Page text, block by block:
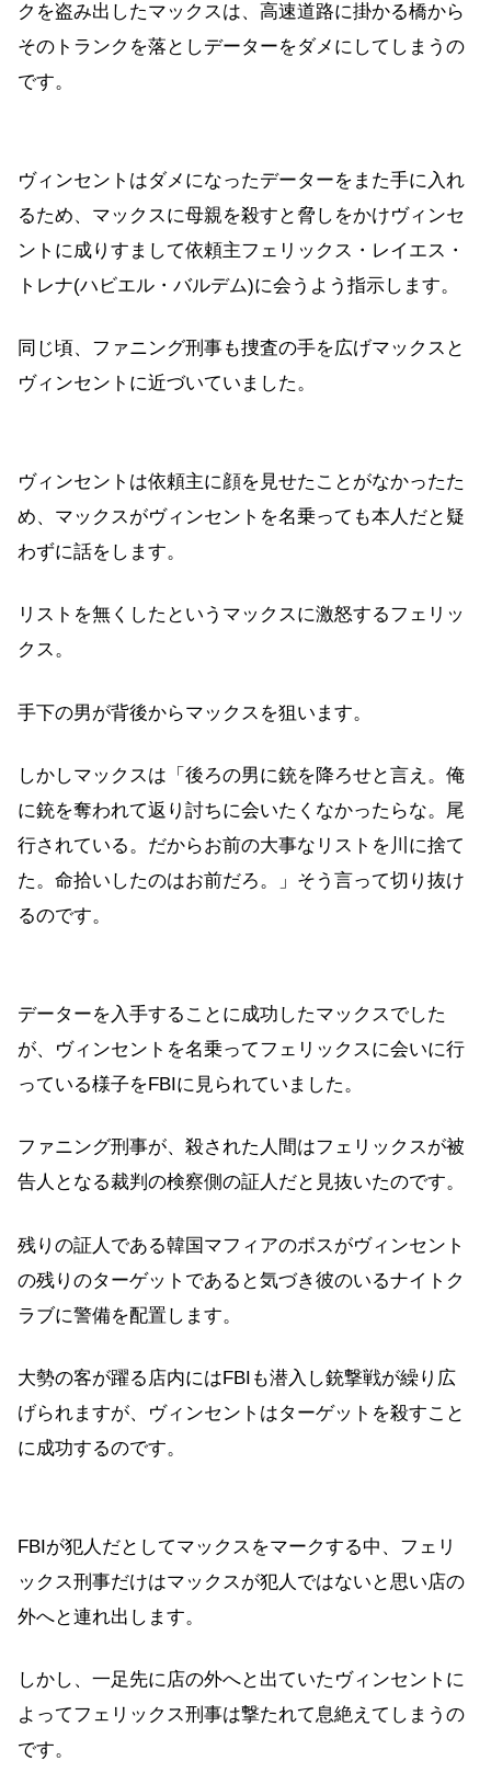
クを盗み出したマックスは、高速道路に掛かる橋から
そのトランクを落としデーターをダメにしてしまうの
です。
ヴィンセントはダメになったデーターをまた手に入れ
るため、マックスに母親を殺すと脅しをかけヴィンセ
ントに成りすまして依頼主フェリックス・レイエス・
トレナ(ハビエル・バルデム)に会うよう指示します。
同じ頃、ファニング刑事も捜査の手を広げマックスと
ヴィンセントに近づいていました。
ヴィンセントは依頼主に顔を見せたことがなかったた
め、マックスがヴィンセントを名乗っても本人だと疑
わずに話をします。
リストを無くしたというマックスに激怒するフェリッ
クス。
手下の男が背後からマックスを狙います。
しかしマックスは「後ろの男に銃を降ろせと言え。俺
に銃を奪われて返り討ちに会いたくなかったらな。尾
行されている。だからお前の大事なリストを川に捨て
た。命拾いしたのはお前だろ。」そう言って切り抜け
るのです。
データーを入手することに成功したマックスでした
が、ヴィンセントを名乗ってフェリックスに会いに行
っている様子をFBIに見られていました。
ファニング刑事が、殺された人間はフェリックスが被
告人となる裁判の検察側の証人だと見抜いたのです。
残りの証人である韓国マフィアのボスがヴィンセント
の残りのターゲットであると気づき彼のいるナイトク
ラブに警備を配置します。
大勢の客が躍る店内にはFBIも潜入し銃撃戦が繰り広
げられますが、ヴィンセントはターゲットを殺すこと
に成功するのです。
FBIが犯人だとしてマックスをマークする中、フェリ
ックス刑事だけはマックスが犯人ではないと思い店の
外へと連れ出します。
しかし、一足先に店の外へと出ていたヴィンセントに
よってフェリックス刑事は撃たれて息絶えてしまうの
です。